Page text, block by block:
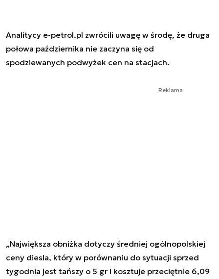
Analitycy e-petrol.pl zwrócili uwagę w środę, że druga
połowa października nie zaczyna się od
spodziewanych podwyżek cen na stacjach.
Reklama
„Największa obniżka dotyczy średniej ogólnopolskiej
ceny diesla, który w porównaniu do sytuacji sprzed
tygodnia jest tańszy o 5 gr i kosztuje przeciętnie 6,09